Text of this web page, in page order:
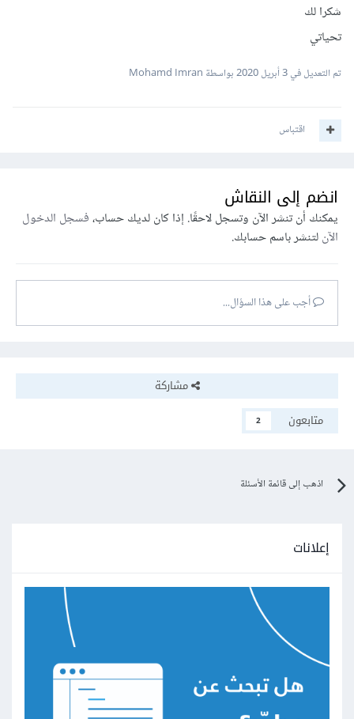
شكرا لك
تحياتي
تم التعديل في3 أبريل 2020 بواسطة Mohamd Imran
اقتباس
انضم إلى النقاش
يمكنك أن تنشر الآن وتسجل لاحقًا. إذا كان لديك حساب،فسجل الدخول
الآنلتنشر باسم حسابك.
أجب على هذا السؤال...
مشاركة
متابعون
2
اذهب إلى قائمة الأسئلة
إعلانات